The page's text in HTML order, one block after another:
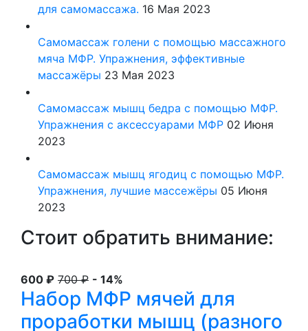
для самомассажа. 16 Мая 2023
Самомассаж голени с помощью массажного
мяча МФР. Упражнения, эффективные
массажёры 23 Мая 2023
Самомассаж мышц бедра с помощью МФР.
Упражнения с аксессуарами МФР 02 Июня
2023
Самомассаж мышц ягодиц с помощью МФР.
Упражнения, лучшие массежёры 05 Июня
2023
Стоит обратить внимание:
600 ₽ 700 ₽ - 14%
Набор МФР мячей для
проработки мышц (разного